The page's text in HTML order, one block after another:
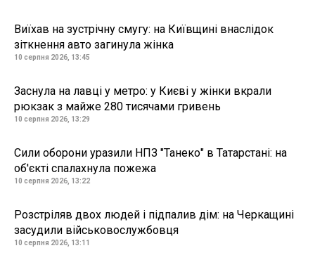
Виїхав на зустрічну смугу: на Київщині внаслідок
зіткнення авто загинула жінка
10 серпня 2026, 13:45
Заснула на лавці у метро: у Києві у жінки вкрали
рюкзак з майже 280 тисячами гривень
10 серпня 2026, 13:29
Сили оборони уразили НПЗ "Танеко" в Татарстані: на
об'єкті спалахнула пожежа
10 серпня 2026, 13:22
Розстріляв двох людей і підпалив дім: на Черкащині
засудили військовослужбовця
10 серпня 2026, 13:11